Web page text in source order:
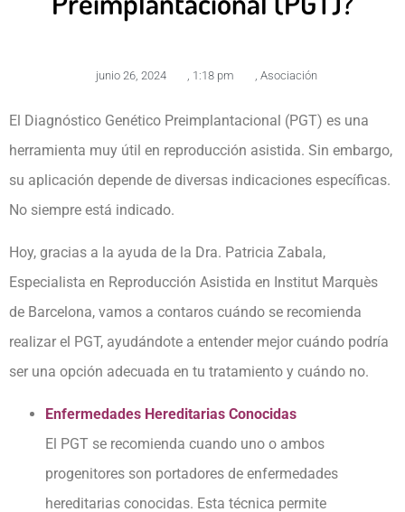
junio 26, 2024 1:18 pm Asociación
El Diagnóstico Genético Preimplantacional (PGT) es una
herramienta muy útil en reproducción asistida. Sin embargo,
su aplicación depende de diversas indicaciones específicas.
No siempre está indicado.
Hoy, gracias a la ayuda de la Dra. Patricia Zabala,
Especialista en Reproducción Asistida en Institut Marquès
de Barcelona, vamos a contaros cuándo se recomienda
realizar el PGT, ayudándote a entender mejor cuándo podría
ser una opción adecuada en tu tratamiento y cuándo no.
Enfermedades Hereditarias Conocidas
El PGT se recomienda cuando uno o ambos
progenitores son portadores de enfermedades
hereditarias conocidas. Esta técnica permite